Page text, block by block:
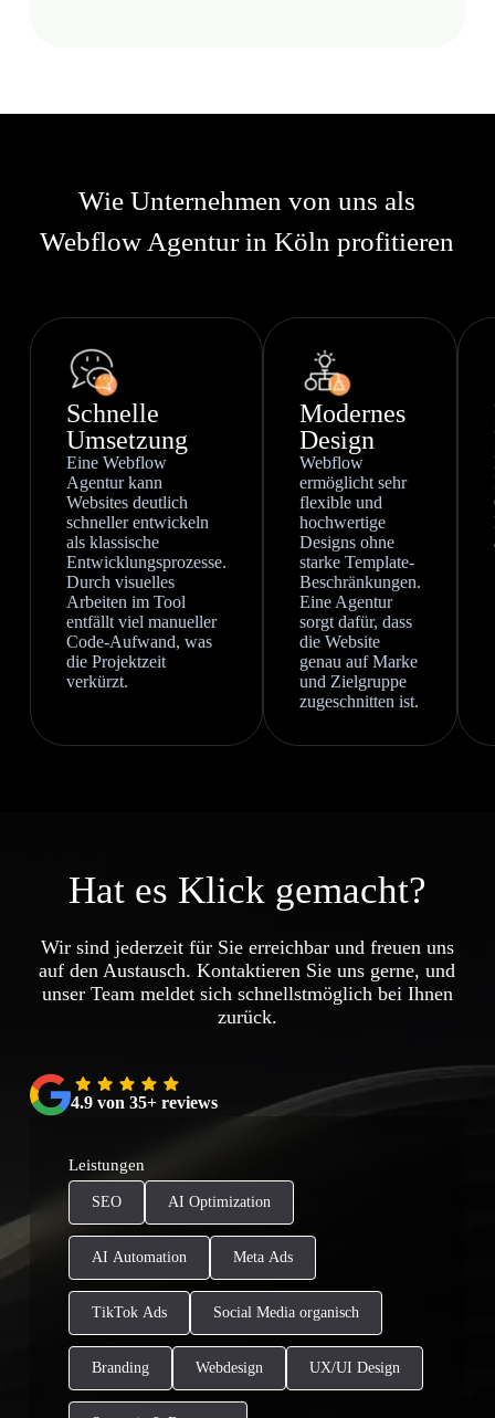
Wie Unternehmen von uns als
Webflow Agentur in Köln profitieren
Schnelle
Umsetzung
Eine Webflow
Agentur kann
Websites deutlich
schneller entwickeln
als klassische
Entwicklungsprozesse.
Durch visuelles
Arbeiten im Tool
entfällt viel manueller
Code-Aufwand, was
die Projektzeit
verkürzt.
Modernes
Design
Webflow
ermöglicht sehr
flexible und
hochwertige
Designs ohne
starke Template-
Beschränkungen.
Eine Agentur
sorgt dafür, dass
die Website
genau auf Marke
und Zielgruppe
zugeschnitten ist.
Hat es Klick gemacht?
Wir sind jederzeit für Sie erreichbar und freuen uns
auf den Austausch. Kontaktieren Sie uns gerne, und
unser Team meldet sich schnellstmöglich bei Ihnen
zurück.
4.9 von 35+ reviews
Leistungen
SEO AI Optimization
AI Automation Meta Ads
TikTok Ads Social Media organisch
Branding Webdesign UX/UI Design